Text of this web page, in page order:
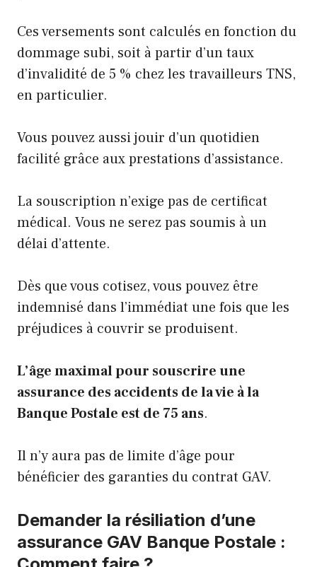
Ces versements sont calculés en fonction du
dommage subi, soit à partir d’un taux
d’invalidité de 5 % chez les travailleurs TNS,
en particulier.
Vous pouvez aussi jouir d’un quotidien
facilité grâce aux prestations d’assistance.
La souscription n’exige pas de certificat
médical. Vous ne serez pas soumis à un
délai d’attente.
Dès que vous cotisez, vous pouvez être
indemnisé dans l’immédiat une fois que les
préjudices à couvrir se produisent.
L’âge maximal pour souscrire une
assurance des accidents de la vie à la
Banque Postale est de 75 ans.
Il n’y aura pas de limite d’âge pour
bénéficier des garanties du contrat GAV.
Demander la résiliation d’une
assurance GAV Banque Postale :